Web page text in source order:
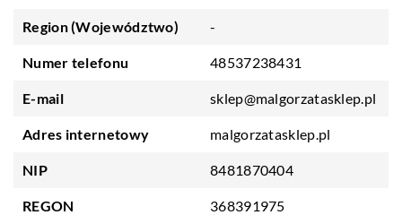
Region (Województwo) -
Numer telefonu 48537238431
E-mail sklep@malgorzatasklep.pl
Adres internetowy malgorzatasklep.pl
NIP 8481870404
REGON 368391975